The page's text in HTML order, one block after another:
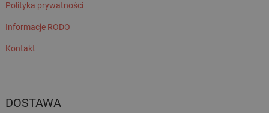
Polityka prywatności
Informacje RODO
Kontakt
DOSTAWA